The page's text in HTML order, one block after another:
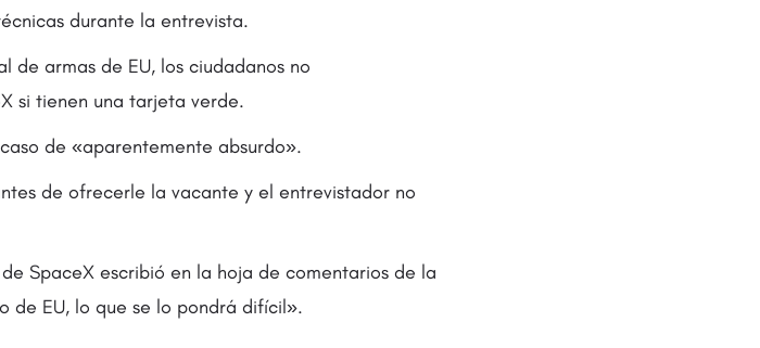
durante la entrevista.
de armas de EU, los ciudadanos no
si tienen una tarjeta verde.
de «aparentemente absurdo».
de ofrecerle la vacante y el entrevistador no
SpaceX escribió en la hoja de comentarios de la
de EU, lo que se lo pondrá difícil».